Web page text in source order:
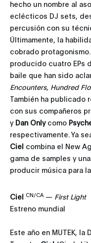
hecho un nombre al
eclécticos DJ sets,
percusión con su
Últimamente, la
cobrado
producido cuatro EPs
baile que han sido
Encounters, Hundred
También ha publicado
con sus compañeros
y Dan Onlycomo
respectivamente. Ya
Ciel combina el New
gama de samples y
producir música para
Ciel CN/CA— First Light
Estreno mundial
Este año en MUTEK,